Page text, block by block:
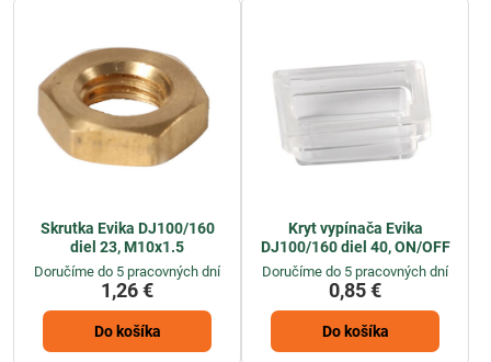
Skrutka Evika DJ100/160
diel 23, M10x1.5
Doručíme do 5 pracovných dní
1,26 €
Do košíka
Kryt vypínača Evika
DJ100/160 diel 40, ON/OFF
Doručíme do 5 pracovných dní
0,85 €
Do košíka